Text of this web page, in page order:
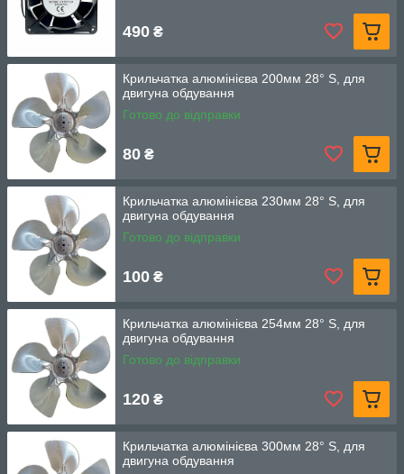
490 ₴
Крильчатка алюмінієва 200мм 28° S, для
двигуна обдування
Готово до відправки
80 ₴
Крильчатка алюмінієва 230мм 28° S, для
двигуна обдування
Готово до відправки
100 ₴
Крильчатка алюмінієва 254мм 28° S, для
двигуна обдування
Готово до відправки
120 ₴
Крильчатка алюмінієва 300мм 28° S, для
двигуна обдування